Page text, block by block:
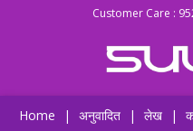
Customer Care :
Home | अनुवादित | लेख |